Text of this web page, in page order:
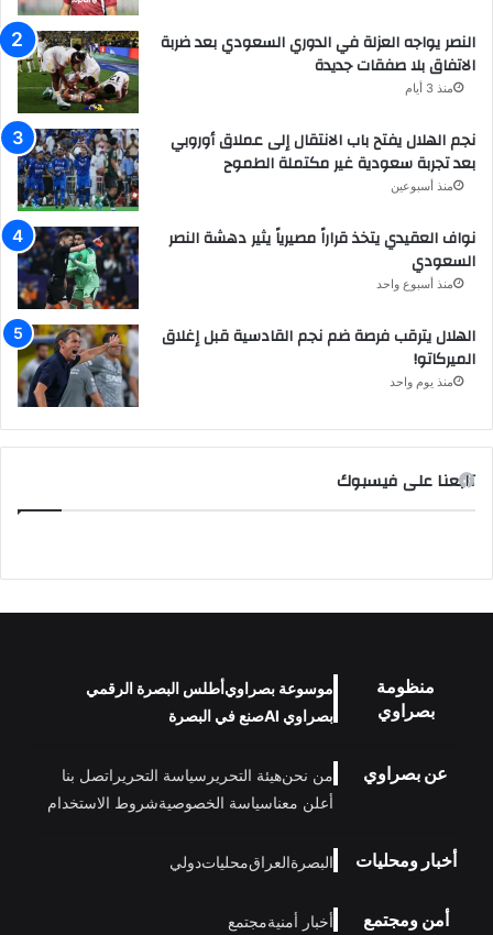
النصر يواجه العزلة في الدوري السعودي بعد ضربة
الاتفاق بلا صفقات جديدة
منذ 3 أيام
نجم الهلال يفتح باب الانتقال إلى عملاق أوروبي
بعد تجربة سعودية غير مكتملة الطموح
منذ أسبوعين
نواف العقيدي يتخذ قراراً مصيرياً يثير دهشة النصر
السعودي
منذ أسبوع واحد
الهلال يترقب فرصة ضم نجم القادسية قبل إغلاق
الميركاتو!
منذ يوم واحد
تابعنا على فيسبوك
منظومة
بصراوي
موسوعة بصراويأطلس البصرة الرقمي
بصراوي AI
صنع في البصرة
عن بصراوي من نحنهيئة التحرير سياسة التحرير اتصل بنا
أعلن معناسياسة الخصوصيةشروط الاستخدام
أخبار ومحليات البصرةالعراقمحلياتدولي
أمن ومجتمع أخبار أمنيةمجتمع